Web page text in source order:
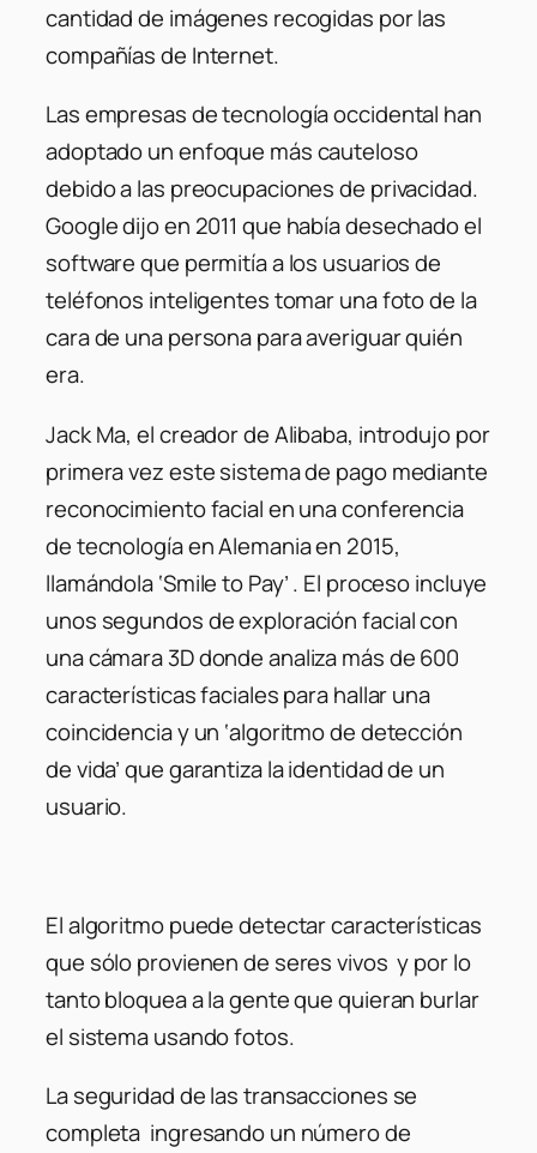
cantidad de imágenes recogidas por las
compañías de Internet.
Las empresas de tecnología occidental han
adoptado un enfoque más cauteloso
debido a las preocupaciones de privacidad.
Google dijo en 2011 que había desechado el
software que permitía a los usuarios de
teléfonos inteligentes tomar una foto de la
cara de una persona para averiguar quién
era.
Jack Ma, el creador de Alibaba, introdujo por
primera vez este sistema de pago mediante
reconocimiento facial en una conferencia
de tecnología en Alemania en 2015,
llamándola ‘Smile to Pay’ . El proceso incluye
unos segundos de exploración facial con
una cámara 3D donde analiza más de 600
características faciales para hallar una
coincidencia y un ‘algoritmo de detección
de vida’ que garantiza la identidad de un
usuario.
El algoritmo puede detectar características
que sólo provienen de seres vivos y por lo
tanto bloquea a la gente que quieran burlar
el sistema usando fotos.
La seguridad de las transacciones se
completa ingresando un número de